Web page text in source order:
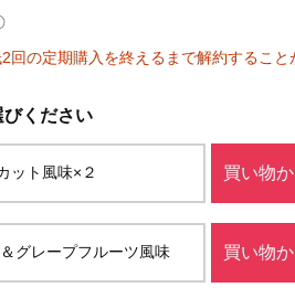
回の定期購入を終えるまで解約すること
ット風味×２ 買い物
グレープフルーツ風味 買い物